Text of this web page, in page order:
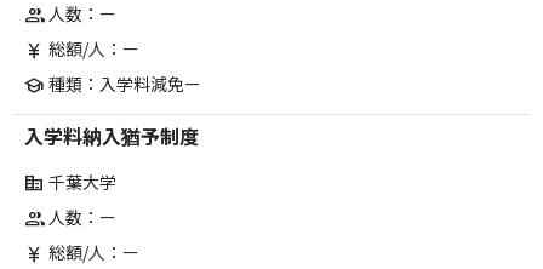
group人数：ー
currency_yen 総額/人：ー
school 種類：入学料減免ー
入学料納入猶予制度
corporate_fare 千葉大学
group人数：ー
currency_yen 総額/人：ー